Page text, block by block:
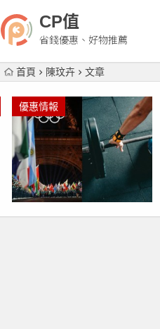
CP值
省錢優惠、好物推薦
首頁 陳玟卉 文章
優惠情報